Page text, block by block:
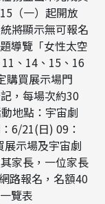
（一）起開放
將顯示無可報名
導覽「女性太空
、14、15、16
購買展示場門
，每場次約30
地點：宇宙劇
6/21(日) 09：
示場及宇宙劇
家長，一位家長
路報名，名額40
覽表